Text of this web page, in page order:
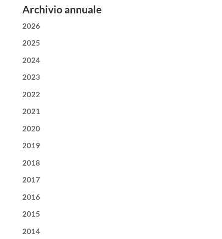
Archivio annuale
2026
2025
2024
2023
2022
2021
2020
2019
2018
2017
2016
2015
2014